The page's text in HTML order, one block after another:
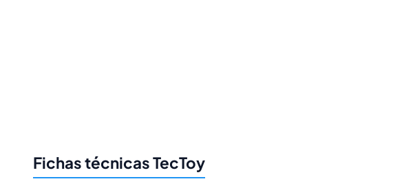
Fichas técnicas TecToy